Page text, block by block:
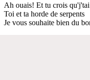
Ah ouais! Et tu crois
Toi et ta horde de serpents
Je vous souhaite bien du